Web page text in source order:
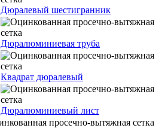
Дюралевый шестигранник
Дюралюминиевая труба
Квадрат дюралевый
Дюралюминиевый лист